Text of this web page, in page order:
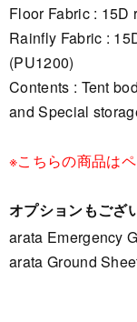
Floor Fabric : 15D
Rainfly Fabric :
(PU1200)
Contents : Tent
and Special
※こちらの商品は
オプションもござ
arata Emergency
arata Ground